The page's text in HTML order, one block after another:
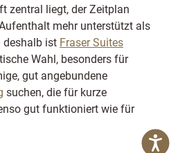
zentral liegt, der Zeitplan
mehr unterstützt als
deshalb ist Fraser Suites
Wahl, besonders für
gut angebundene
suchen, die für kurze
gut funktioniert wie für